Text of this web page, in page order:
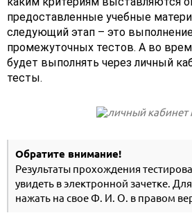
предоставленные учебные
следующий этап – это
промежуточных тестов. А во
будет выполнять через личный
тесты.
Обратите внимание!
Результаты прохождения
увидеть в электронной зачетке.
нажать на свое Ф. И. О. в правом